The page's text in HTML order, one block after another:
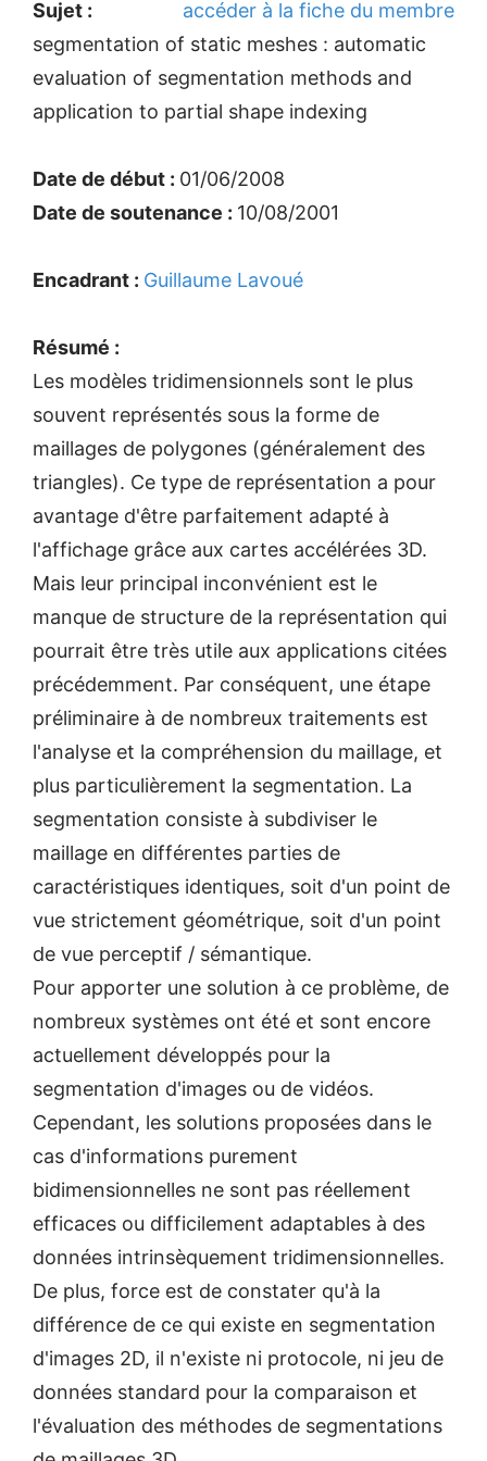
accéder à la fiche du membre
Sujet :
segmentation of static meshes : automatic
evaluation of segmentation methods and
application to partial shape indexing
Date de début : 01/06/2008
Date de soutenance : 10/08/2001
Encadrant : Guillaume Lavoué
Résumé :
Les modèles tridimensionnels sont le plus
souvent représentés sous la forme de
maillages de polygones (généralement des
triangles). Ce type de représentation a pour
avantage d'être parfaitement adapté à
l'affichage grâce aux cartes accélérées 3D.
Mais leur principal inconvénient est le
manque de structure de la représentation qui
pourrait être très utile aux applications citées
précédemment. Par conséquent, une étape
préliminaire à de nombreux traitements est
l'analyse et la compréhension du maillage, et
plus particulièrement la segmentation. La
segmentation consiste à subdiviser le
maillage en différentes parties de
caractéristiques identiques, soit d'un point de
vue strictement géométrique, soit d'un point
de vue perceptif / sémantique.
Pour apporter une solution à ce problème, de
nombreux systèmes ont été et sont encore
actuellement développés pour la
segmentation d'images ou de vidéos.
Cependant, les solutions proposées dans le
cas d'informations purement
bidimensionnelles ne sont pas réellement
efficaces ou difficilement adaptables à des
données intrinsèquement tridimensionnelles.
De plus, force est de constater qu'à la
différence de ce qui existe en segmentation
d'images 2D, il n'existe ni protocole, ni jeu de
données standard pour la comparaison et
l'évaluation des méthodes de segmentations